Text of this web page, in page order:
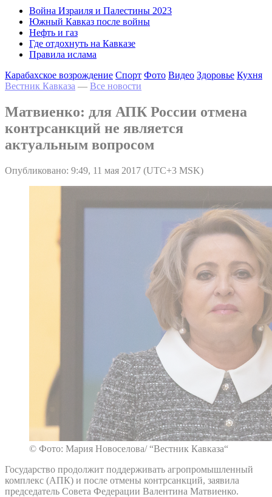
Война Израиля и Палестины 2023
Южный Кавказ после войны
Нефть и газ
Где отдохнуть на Кавказе
Правила ислама
Карабахское возрождение Спорт Фото Видео Здоровье Кухня
Вестник Кавказа — Все новости
Матвиенко: для АПК России отмена
контрсанкций не является
актуальным вопросом
Опубликовано: 9:49, 11 мая 2017 (UTC+3 MSK)
© Фото: Мария Новоселова/ “Вестник Кавказа“
Государство продолжит поддерживать агропромышленный
комплекс (АПК) и после отмены контрсанкций, заявила
председатель Совета Федерации Валентина Матвиенко.